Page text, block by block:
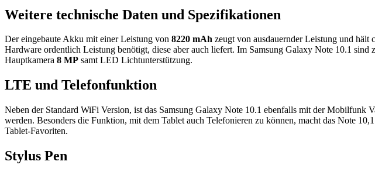
Weitere technische Daten und Spezifikationen
Der eingebaute Akku mit einer Leistung von 8220 mAh zeugt von ausdauernder Leistung und hält
Hardware ordentlich Leistung benötigt, diese aber auch liefert. Im Samsung Galaxy Note 10.1
Hauptkamera 8 MP samt LED Lichtunterstützung.
LTE und Telefonfunktion
Neben der Standard WiFi Version, ist das Samsung Galaxy Note 10.1 ebenfalls mit der
werden. Besonders die Funktion, mit dem Tablet auch Telefonieren zu können, macht das Note
Tablet-Favoriten.
Stylus Pen